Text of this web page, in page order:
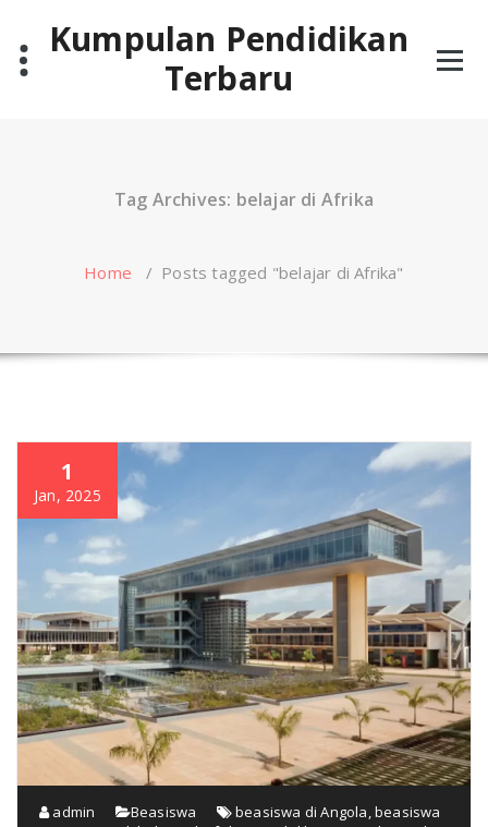
contentKumpulan Pendidikan
Terbaru
Tag Archives: belajar di Afrika
Home / Posts tagged "belajar di Afrika"
1
Jan, 2025
admin Beasiswa beasiswa di Angola,beasiswa